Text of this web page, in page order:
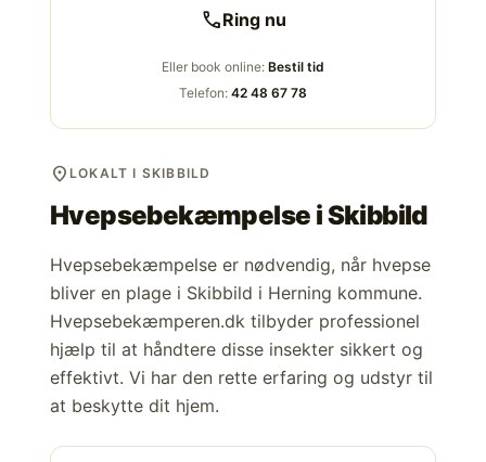
callRing nu
Eller book online: Bestil tid
Telefon: 42 48 67 78
location_on LOKALT I SKIBBILD
Hvepsebekæmpelse iSkibbild
Hvepsebekæmpelse er nødvendig, når hvepse
bliver en plage i Skibbild i Herning kommune.
Hvepsebekæmperen.dk tilbyder professionel
hjælp til at håndtere disse insekter sikkert og
effektivt. Vi har den rette erfaring og udstyr til
at beskytte dit hjem.